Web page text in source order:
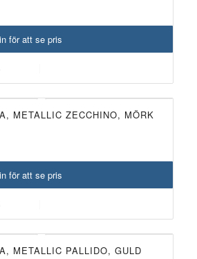
för att se pris
METALLIC ZECCHINO, MÖRK
för att se pris
METALLIC PALLIDO, GULD